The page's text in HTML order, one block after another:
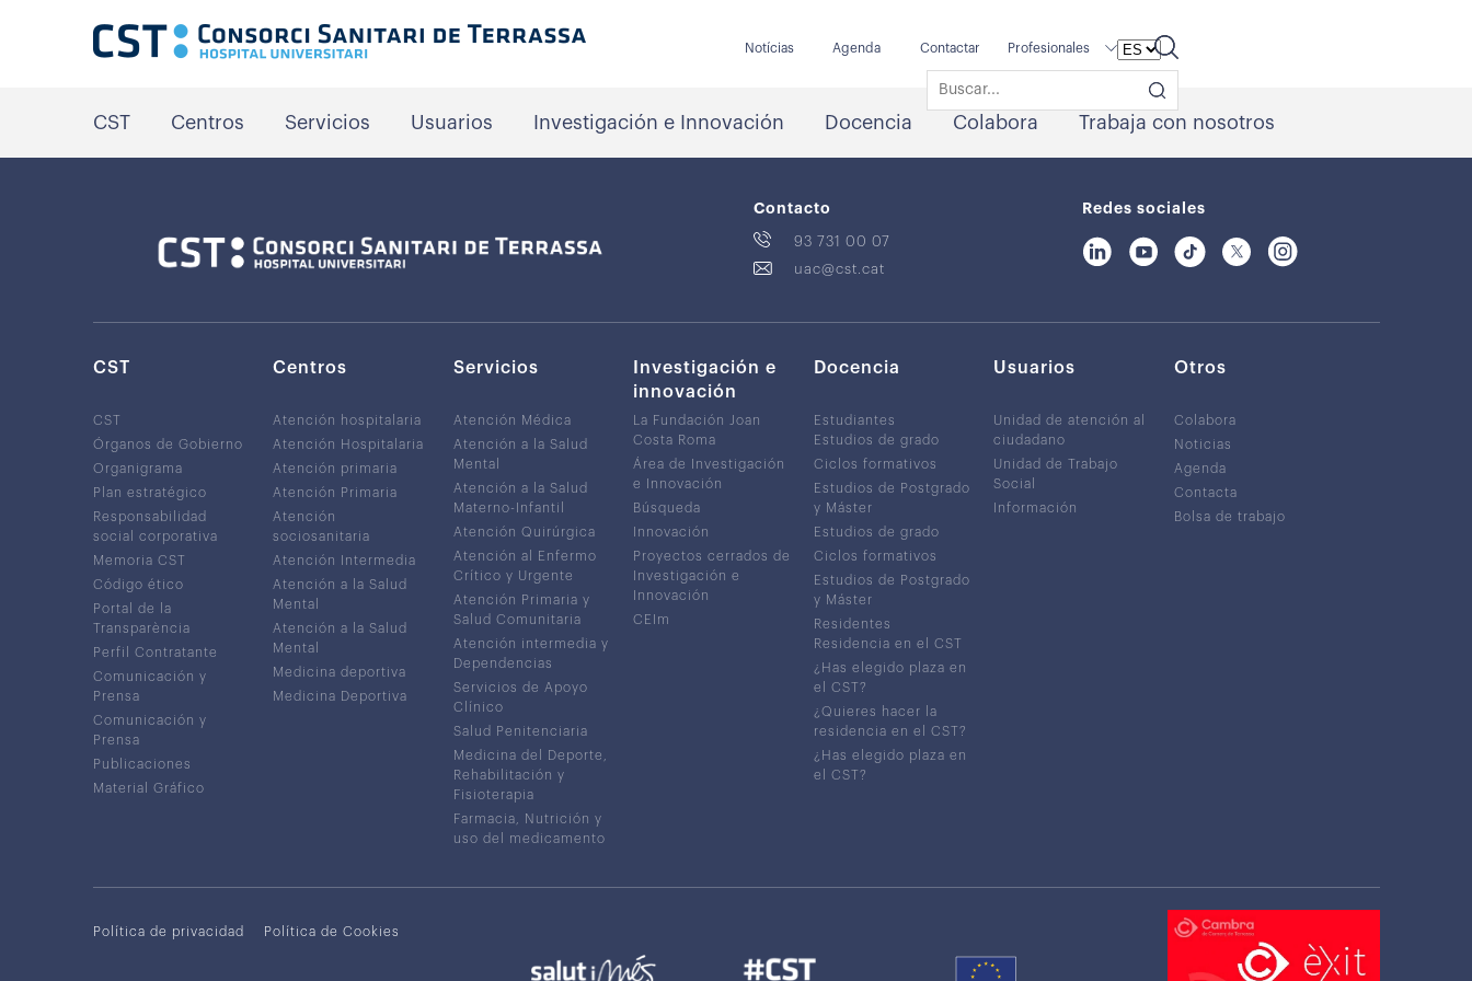
Notícias Agenda Contactar Profesionales
CST Centros Servicios Usuarios Investigación e Innovación Docencia Colabora Trabaja con nosotros
Contacto
93 731 00 07
uac@cst.cat
Redes sociales
CST
CST
Órganos de Gobierno
Organigrama
Plan estratégico
Responsabilidad
social corporativa
Memoria CST
Código ético
Portal de la
Transparència
Perfil Contratante
Comunicación y
Prensa
Comunicación y
Prensa
Publicaciones
Material Gráfico
Centros
Atención hospitalaria
Atención Hospitalaria
Atención primaria
Atención Primaria
Atención
sociosanitaria
Atención Intermedia
Atención a la Salud
Mental
Atención a la Salud
Mental
Medicina deportiva
Medicina Deportiva
Servicios
Atención Médica
Atención a la Salud
Mental
Atención a la Salud
Materno-Infantil
Atención Quirúrgica
Atención al Enfermo
Crítico y Urgente
Atención Primaria y
Salud Comunitaria
Atención intermedia y
Dependencias
Servicios de Apoyo
Clínico
Salud Penitenciaria
Medicina del Deporte,
Rehabilitación y
Fisioterapia
Farmacia, Nutrición y
uso del medicamento
Investigación e
innovación
La Fundación Joan
Costa Roma
Área de Investigación
e Innovación
Búsqueda
Innovación
Proyectos cerrados de
Investigación e
Innovación
CEIm
Docencia
Estudiantes
Estudios de grado
Ciclos formativos
Estudios de Postgrado
y Máster
Estudios de grado
Ciclos formativos
Estudios de Postgrado
y Máster
Residentes
Residencia en el CST
¿Has elegido plaza en
el CST?
¿Quieres hacer la
residencia en el CST?
¿Has elegido plaza en
el CST?
Usuarios
Unidad de atención al
ciudadano
Unidad de Trabajo
Social
Información
Otros
Colabora
Noticias
Agenda
Contacta
Bolsa de trabajo
Política de privacidad Política de Cookies